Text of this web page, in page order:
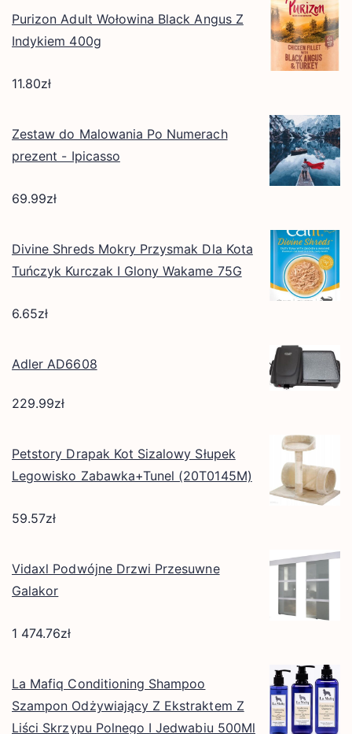
Purizon Adult Wołowina Black Angus Z
Indykiem 400g
11.80zł
Zestaw do Malowania Po Numerach
prezent - Ipicasso
69.99zł
Divine Shreds Mokry Przysmak Dla Kota
Tuńczyk Kurczak I Glony Wakame 75G
6.65zł
Adler AD6608
229.99zł
Petstory Drapak Kot Sizalowy Słupek
Legowisko Zabawka+Tunel (20T0145M)
59.57zł
Vidaxl Podwójne Drzwi Przesuwne
Galakor
1 474.76zł
La Mafiq Conditioning Shampoo
Szampon Odżywiający Z Ekstraktem Z
Liści Skrzypu Polnego I Jedwabiu 500Ml